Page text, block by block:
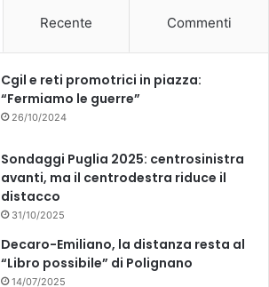
Recente Commenti
Cgil e reti promotrici in piazza:
“Fermiamo le guerre”
26/10/2024
Sondaggi Puglia 2025: centrosinistra
avanti, ma il centrodestra riduce il
distacco
31/10/2025
Decaro-Emiliano, la distanza resta al
“Libro possibile” di Polignano
14/07/2025